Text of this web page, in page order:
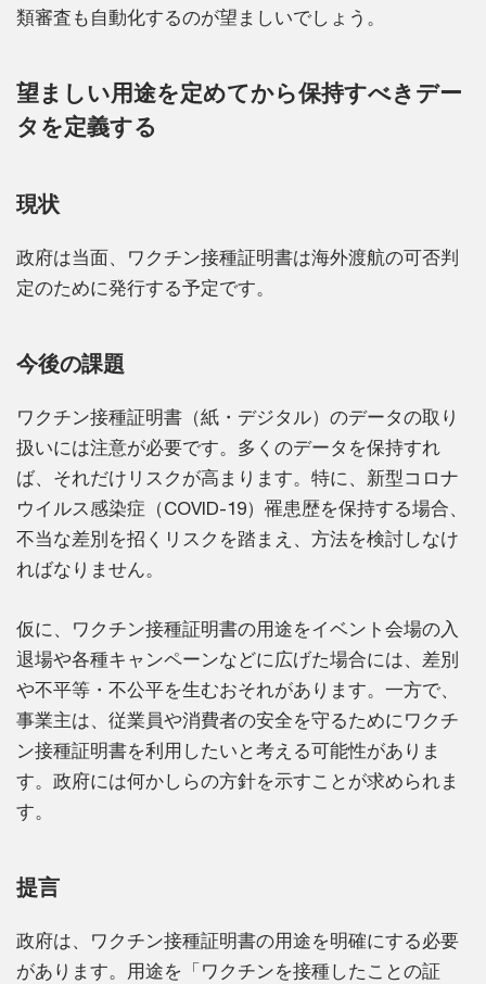
類審査も自動化するのが望ましいでしょう。
望ましい用途を定めてから保持すべきデー
タを定義する
現状
政府は当面、ワクチン接種証明書は海外渡航の可否判
定のために発行する予定です。
今後の課題
ワクチン接種証明書（紙・デジタル）のデータの取り
扱いには注意が必要です。多くのデータを保持すれ
ば、それだけリスクが高まります。特に、新型コロナ
ウイルス感染症（COVID-19）罹患歴を保持する場合、
不当な差別を招くリスクを踏まえ、方法を検討しなけ
ればなりません。
仮に、ワクチン接種証明書の用途をイベント会場の入
退場や各種キャンペーンなどに広げた場合には、差別
や不平等・不公平を生むおそれがあります。一方で、
事業主は、従業員や消費者の安全を守るためにワクチ
ン接種証明書を利用したいと考える可能性がありま
す。政府には何かしらの方針を示すことが求められま
す。
提言
政府は、ワクチン接種証明書の用途を明確にする必要
があります。用途を「ワクチンを接種したことの証